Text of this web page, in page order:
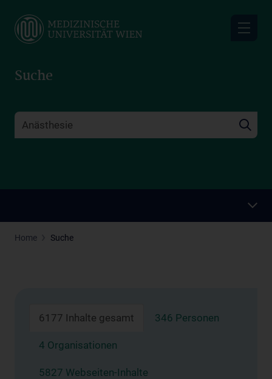
main
Suche
Home Suche
6177 Inhalte gesamt 346 Personen
4 Organisationen
5827 Webseiten-Inhalte